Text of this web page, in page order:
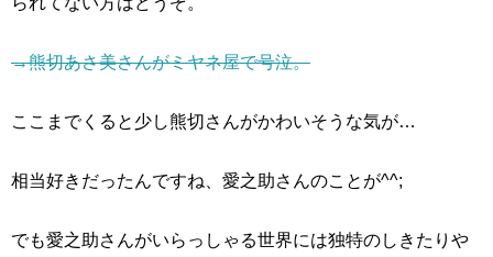
→熊切あさ美さんがミヤネ屋で号泣。
ここまでくると少し熊切さんがかわいそうな気が…
相当好きだったんですね、愛之助さんのことが^^;
でも愛之助さんがいらっしゃる世界には独特のしきたりや